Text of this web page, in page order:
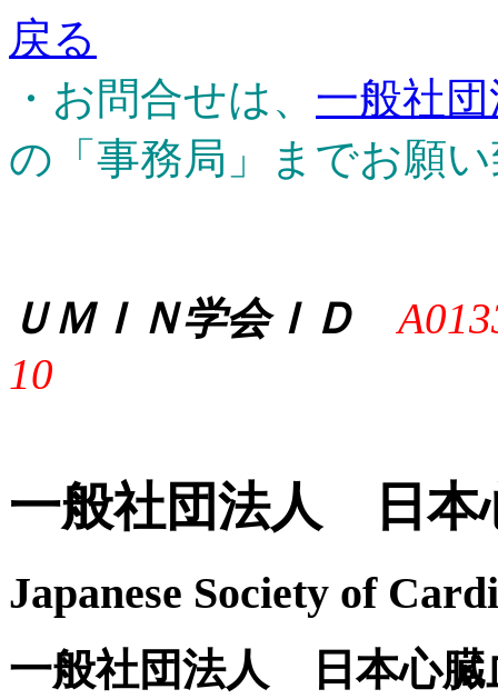
戻る
・お問合せは、 一般社
の「事務局」までお願
ＵＭＩＮ学会ＩＤ
10
一般社団法人 日本
Japanese Society of
一般社団法人 日本心臓